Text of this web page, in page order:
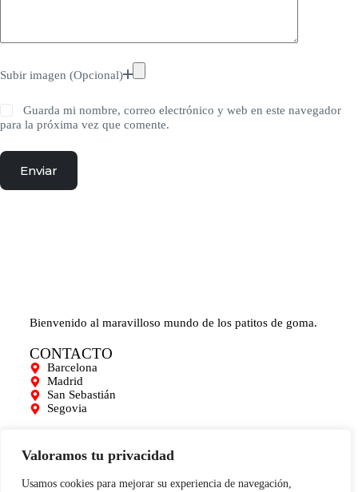
Valoramos tu privacidad
Usamos cookies para mejorar su experiencia de navegación,
Subir imagen (Opcional)
Guarda mi nombre, correo electrónico y web en este navegador
para la próxima vez que comente.
Enviar
Bienvenido al maravilloso mundo de los patitos de goma.
CONTACTO
Barcelona
Madrid
San Sebastián
Segovia
Mi cuenta
Para empresas